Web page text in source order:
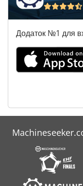
Додаток №1 для